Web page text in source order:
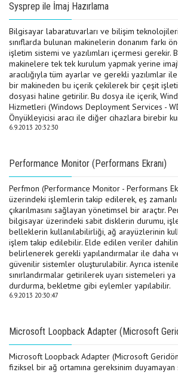
Sysprep ile İmaj Hazırlama
Bilgisayar labaratuvarları ve bilişim
sınıflarda bulunan makinelerin donanım farkı
işletim sistemi ve yazılımları içermesi gerekir.
makinelere tek tek kurulum yapmak yerine
aracılığıyla tüm ayarlar ve gerekli yazılımlar
bir makineden bu içerik çekilerek bir çeşit
dosyasi haline getirilir. Bu dosya ile içerik,
Hizmetleri (Windows Deployment Services -
Önyükleyicisi aracı ile diğer cihazlara birebir
6.9.2013 20:32:30
Performance Monitor (Performans Ekranı)
Perfmon (Performance Monitor - Performans
üzerindeki işlemlerin takip edilerek, eş
çıkarılmasını sağlayan yönetimsel bir araçtır.
bilgisayar üzerindeki sabit disklerin durumu,
belleklerin kullanılabilirliği, ağ arayüzlerinin
işlem takip edilebilir. Elde edilen veriler
belirlenerek gerekli yapılandırmalar ile daha
güvenilir sistemler oluşturulabilir. Ayrıca
sınırlandırmalar getirilerek uyarı sistemeleri
durdurma, bekletme gibi eylemler yapılabilir.
6.9.2013 20:30:47
Microsoft Loopback Adapter (Microsoft
Microsoft Loopback Adapter (Microsoft
fiziksel bir ağ ortamına gereksinim duyamayan